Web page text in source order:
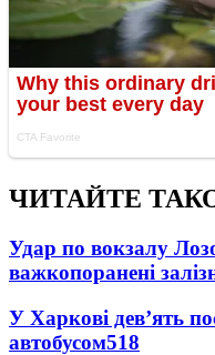
ЧИТАЙТЕ
Удар по вокзалу
важкопоранені
У Харкові дев’ять
автобусом518